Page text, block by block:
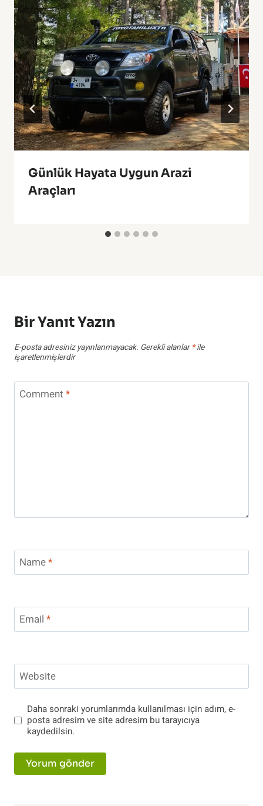
Günlük Hayata Uygun Arazi
Araçları
Bir Yanıt Yazın
E-posta adresiniz yayınlanmayacak. Gerekli alanlar *ile
işaretlenmişlerdir
Comment *
Name*
Email *
Website
Daha sonraki yorumlarımda kullanılması için adım, e-
posta adresim ve site adresim bu tarayıcıya
kaydedilsin.